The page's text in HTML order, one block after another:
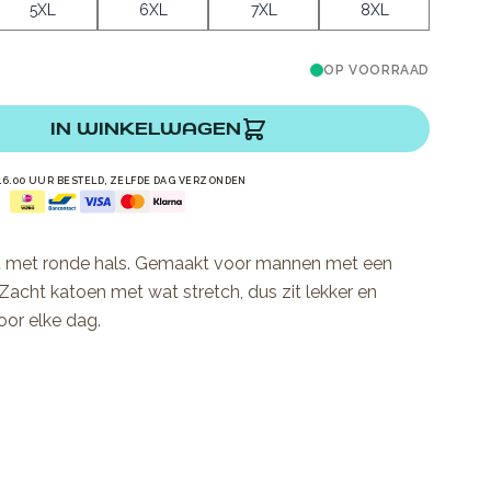
5XL 6XL 7XL 8XL
OP VOORRAAD
IN WINKELWAGEN
UUR BESTELD, ZELFDE DAG VERZONDEN
ronde hals. Gemaakt voor mannen met een
katoen met wat stretch, dus zit lekker en
elke dag.